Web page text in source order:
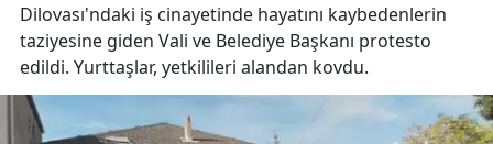
Dilovası'ndaki iş cinayetinde hayatını kaybedenlerin
taziyesine giden Vali ve Belediye Başkanı protesto
edildi. Yurttaşlar, yetkilileri alandan kovdu.